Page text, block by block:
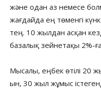
және одан аз немесе
жағдайда ең төменгі
тең. 10 жылдан асқан
базалық зейнетақы 2%-
Мысалы, еңбек өтілі 20
ын, 30 жыл жұмыс